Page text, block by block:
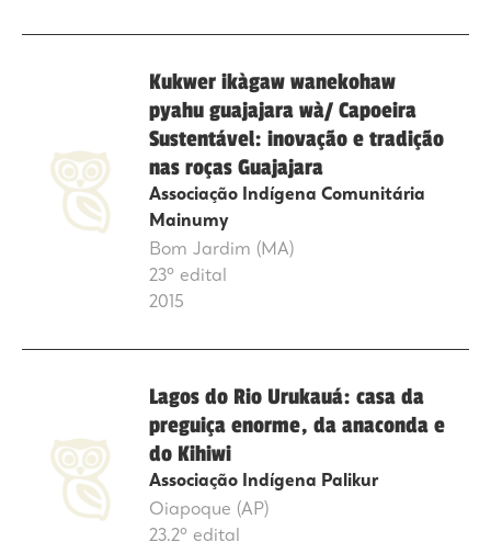
Kukwer ikàgaw wanekohaw
pyahu guajajara wà/ Capoeira
Sustentável: inovação e tradição
nas roças Guajajara
Associação Indígena Comunitária
Mainumy
Bom Jardim (MA)
23º edital
2015
Lagos do Rio Urukauá: casa da
preguiça enorme, da anaconda e
do Kihiwi
Associação Indígena Palikur
Oiapoque (AP)
23.2º edital